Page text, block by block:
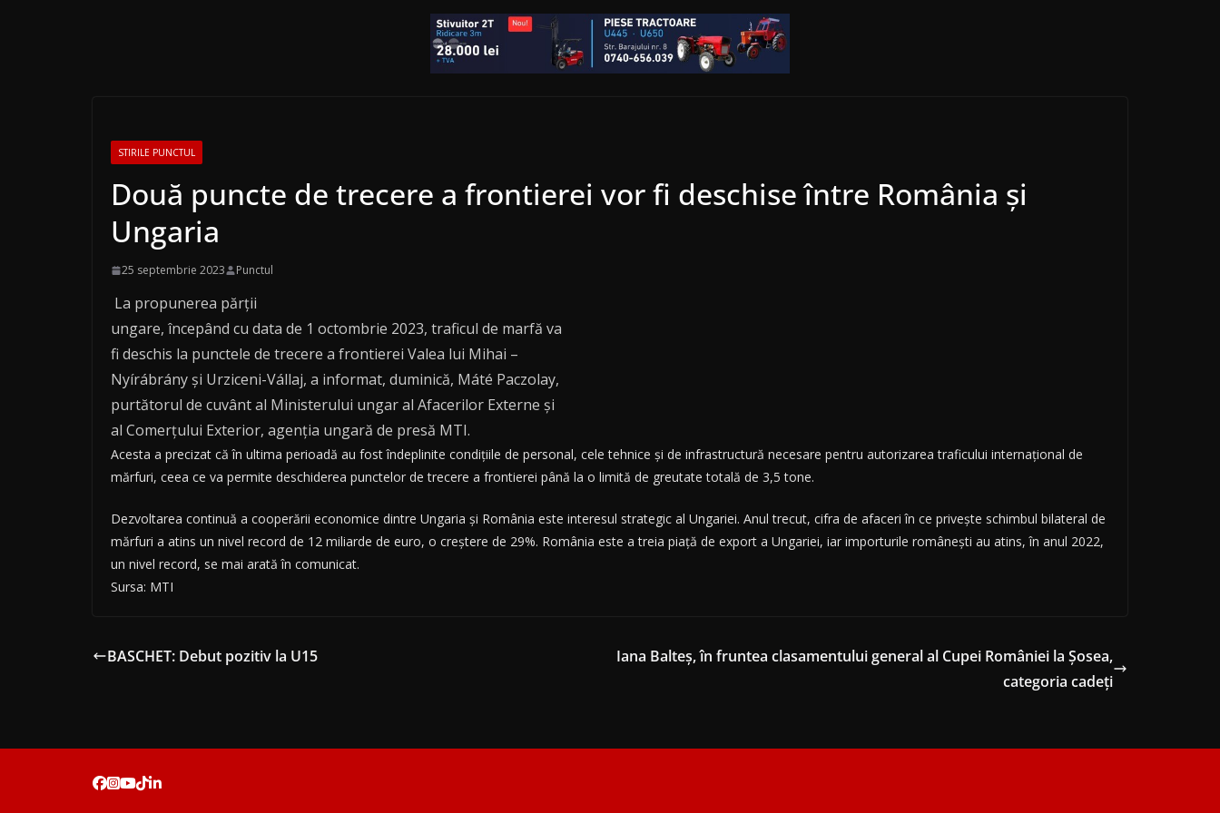
STIRILE PUNCTUL
Două puncte de trecere a frontierei vor fi deschise între România şi
Ungaria
25 septembrie 2023 Punctul
La propunerea părţii
ungare, începând cu data de 1 octombrie 2023, traficul de marfă va
fi deschis la punctele de trecere a frontierei Valea lui Mihai –
Nyírábrány şi Urziceni-Vállaj, a informat, duminică, Máté Paczolay,
purtătorul de cuvânt al Ministerului ungar al Afacerilor Externe şi
al Comerţului Exterior, agenţia ungară de presă MTI.
Acesta a precizat că în ultima perioadă au fost îndeplinite condiţiile de personal, cele tehnice şi de infrastructură necesare pentru autorizarea traficului internaţional de
mărfuri, ceea ce va permite deschiderea punctelor de trecere a frontierei până la o limită de greutate totală de 3,5 tone.
Dezvoltarea continuă a cooperării economice dintre Ungaria şi România este interesul strategic al Ungariei. Anul trecut, cifra de afaceri în ce priveşte schimbul bilateral de
mărfuri a atins un nivel record de 12 miliarde de euro, o creştere de 29%. România este a treia piaţă de export a Ungariei, iar importurile româneşti au atins, în anul 2022,
un nivel record, se mai arată în comunicat.
Sursa: MTI
BASCHET: Debut pozitiv la U15
Iana Balteș, în fruntea clasamentului general al Cupei României la Șosea,
categoria cadeți